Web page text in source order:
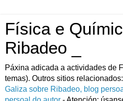
Física e
Ribadeo _
Páxina adicada a actividades de
temas). Outros sitios relacionados:
Galiza sobre Ribadeo, blog